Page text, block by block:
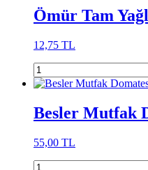
Ömür Tam
12,75 TL
Besler Mutfak
55,00 TL